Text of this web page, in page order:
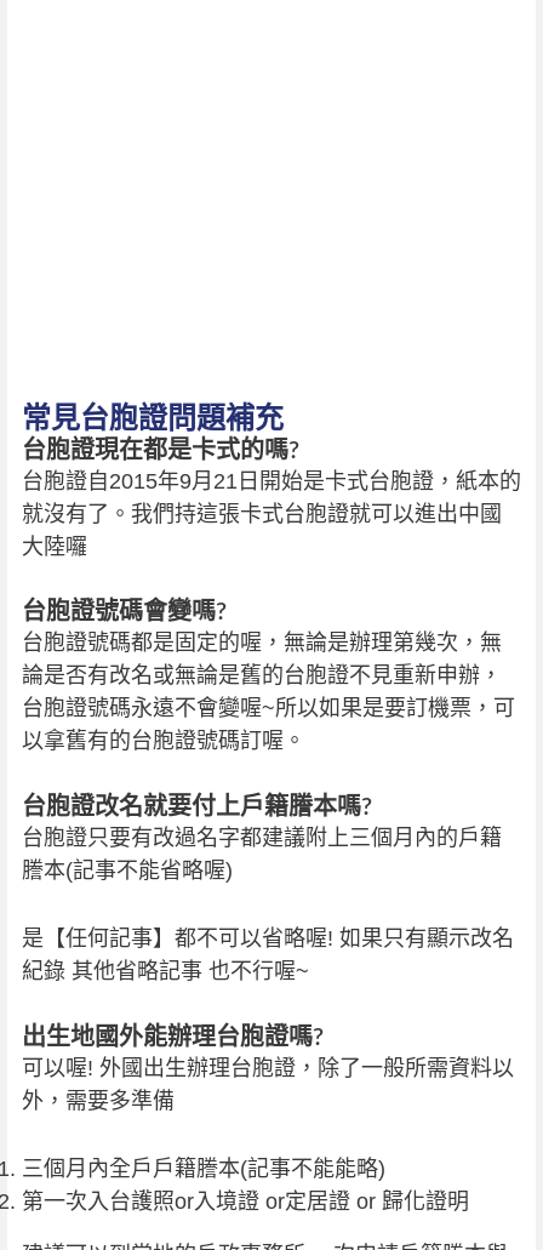
常見台胞證問題補充
台胞證現在都是卡式的嗎?
台胞證自2015年9月21日開始是卡式台胞證，紙本的
就沒有了。我們持這張卡式台胞證就可以進出中國
大陸囉
台胞證號碼會變嗎?
台胞證號碼都是固定的喔，無論是辦理第幾次，無
論是否有改名或無論是舊的台胞證不見重新申辦，
台胞證號碼永遠不會變喔~所以如果是要訂機票，可
以拿舊有的台胞證號碼訂喔。
台胞證改名就要付上戶籍謄本嗎?
台胞證只要有改過名字都建議附上三個月內的戶籍
謄本(記事不能省略喔)
是【任何記事】都不可以省略喔! 如果只有顯示改名
紀錄 其他省略記事 也不行喔~
出生地國外能辦理台胞證嗎?
可以喔! 外國出生辦理台胞證，除了一般所需資料以
外，需要多準備
三個月內全戶戶籍謄本(記事不能能略)
第一次入台護照or入境證 or定居證 or 歸化證明